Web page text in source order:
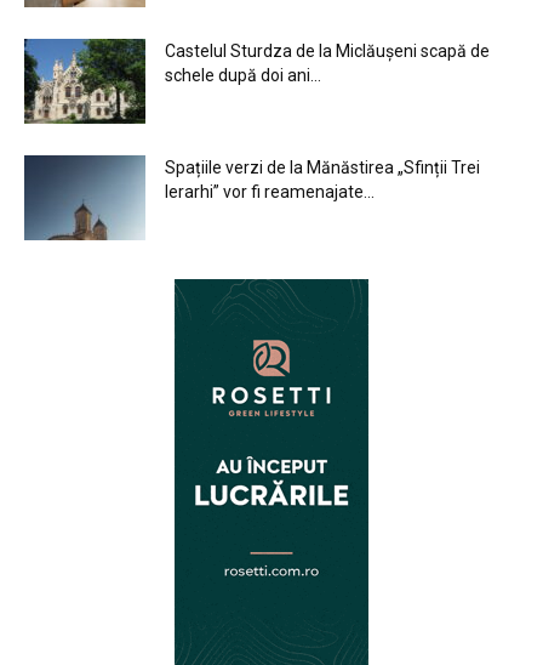
Castelul Sturdza de la Miclăușeni scapă de
schele după doi ani...
Spațiile verzi de la Mănăstirea „Sfinții Trei
Ierarhi” vor fi reamenajate...